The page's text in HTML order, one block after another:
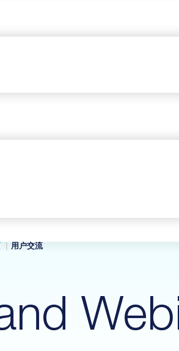
用户交流